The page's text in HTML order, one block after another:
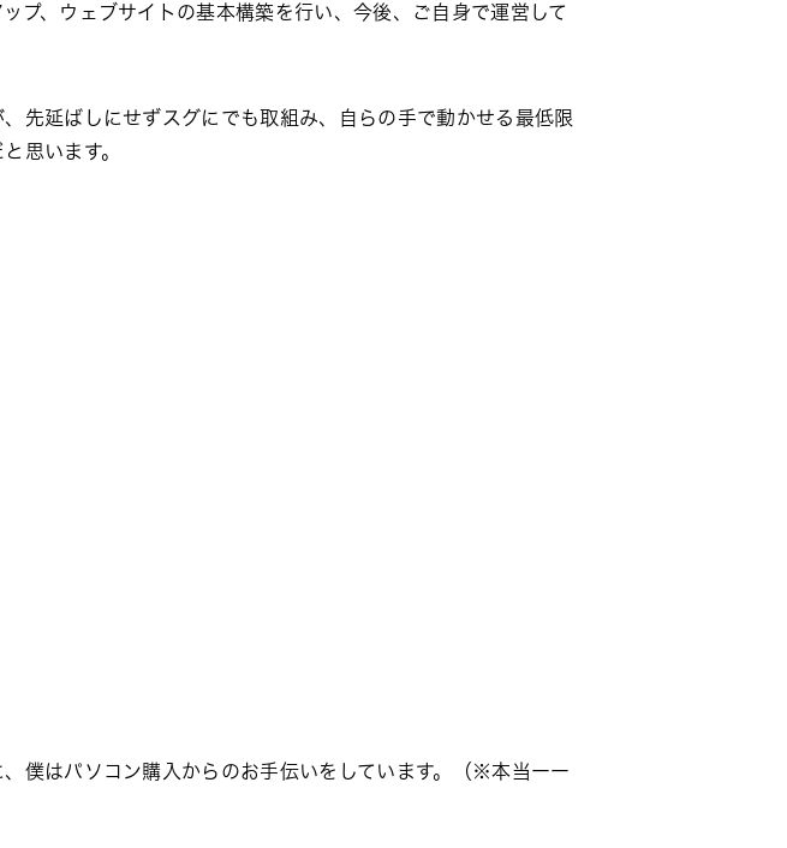
プ、ウェブサイトの基本構築を行い、今後、ご自身で運営して
先延ばしにせずスグにでも取組み、自らの手で動かせる最低限
思います。
僕はパソコン購入からのお手伝いをしています。（※本当ーー